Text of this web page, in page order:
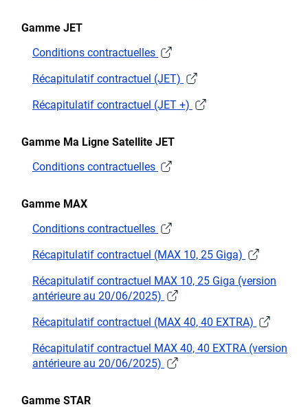
Gamme JET
Conditions contractuelles
Récapitulatif contractuel (JET)
Récapitulatif contractuel (JET +)
Gamme Ma Ligne Satellite JET
Conditions contractuelles
Gamme MAX
Conditions contractuelles
Récapitulatif contractuel (MAX 10, 25 Giga)
Récapitulatif contractuel MAX 10, 25 Giga (version
antérieure au 20/06/2025)
Récapitulatif contractuel (MAX 40, 40 EXTRA)
Récapitulatif contractuel MAX 40, 40 EXTRA (version
antérieure au 20/06/2025)
Gamme STAR